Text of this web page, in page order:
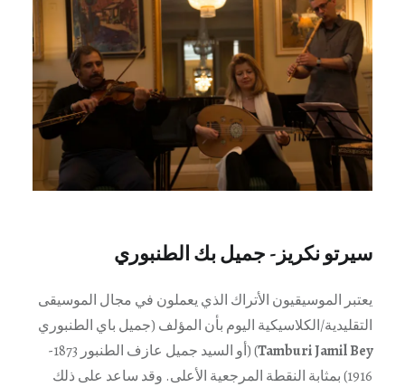
سيرتو نكريز- جميل بك الطنبوري
يعتبر الموسيقيون الأتراك الذي يعملون في مجال الموسيقى
التقليدية/الكلاسيكية اليوم بأن المؤلف (جميل باي الطنبوري
Tamburi Jamil Bey
) (أو السيد جميل عازف الطنبور 1873-
1916) بمثابة النقطة المرجعية الأعلى. وقد ساعد على ذلك